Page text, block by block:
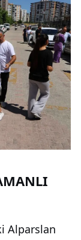
Alparslan